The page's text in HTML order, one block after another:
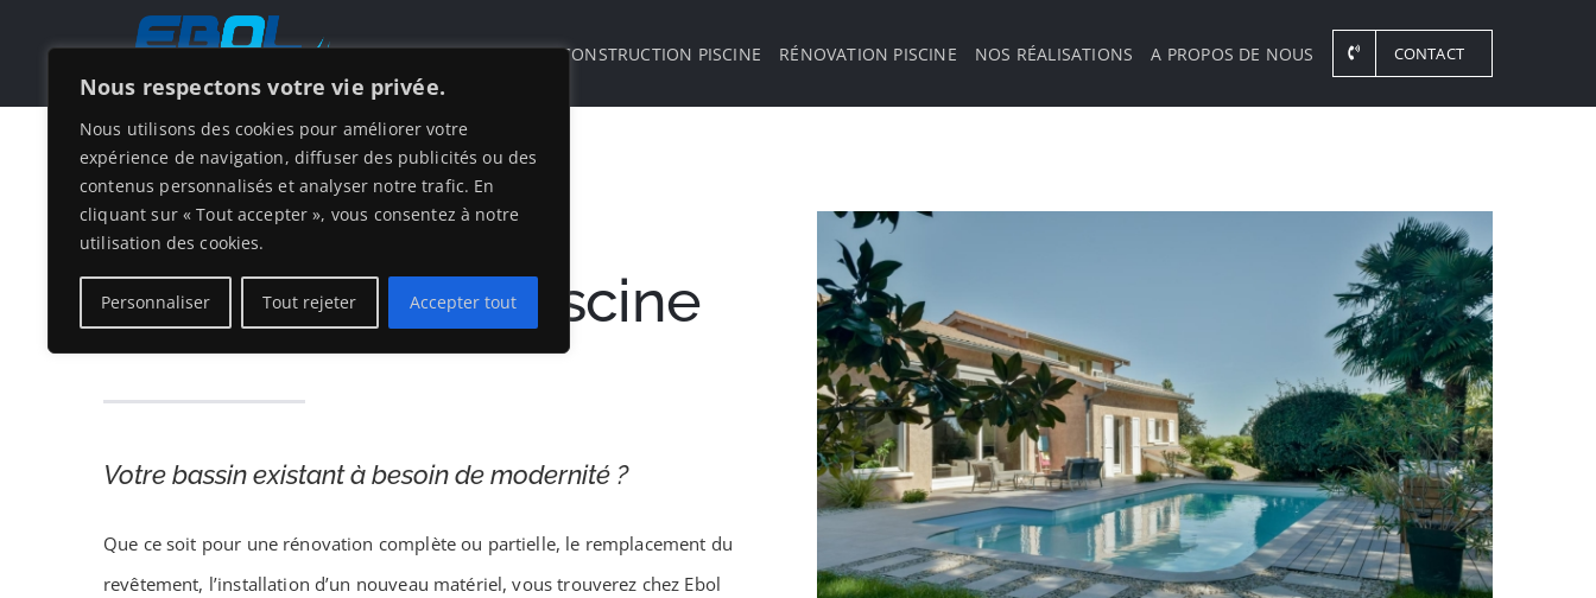
Nous respectons votre vie privée.
Nous utilisons des cookies pour améliorer votre
expérience de navigation, diffuser des publicités ou des
contenus personnalisés et analyser notre trafic. En
cliquant sur « Tout accepter », vous consentez à notre
utilisation des cookies.
Personnaliser Tout rejeter Accepter tout
HOME CONSTRUCTION PISCINE RÉNOVATION PISCINE NOS RÉALISATIONS A PROPOS DE NOUS CONTACT
Rénovation de piscine
Votre bassin existant à besoin de modernité ?
Que ce soit pour une rénovation complète ou partielle, le remplacement du
revêtement, l’installation d’un nouveau matériel, vous trouverez chez Ebol